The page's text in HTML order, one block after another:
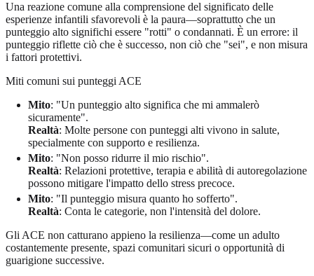
Una reazione comune alla comprensione del significato delle
esperienze infantili sfavorevoli è la paura—soprattutto che un
punteggio alto significhi essere "rotti" o condannati. È un errore: il
punteggio riflette ciò che è successo, non ciò che "sei", e non misura
i fattori protettivi.
Miti comuni sui punteggi ACE
Mito: "Un punteggio alto significa che mi ammalerò
sicuramente".
Realtà: Molte persone con punteggi alti vivono in salute,
specialmente con supporto e resilienza.
Mito: "Non posso ridurre il mio rischio".
Realtà: Relazioni protettive, terapia e abilità di autoregolazione
possono mitigare l'impatto dello stress precoce.
Mito: "Il punteggio misura quanto ho sofferto".
Realtà: Conta le categorie, non l'intensità del dolore.
Gli ACE non catturano appieno la resilienza—come un adulto
costantemente presente, spazi comunitari sicuri o opportunità di
guarigione successive.